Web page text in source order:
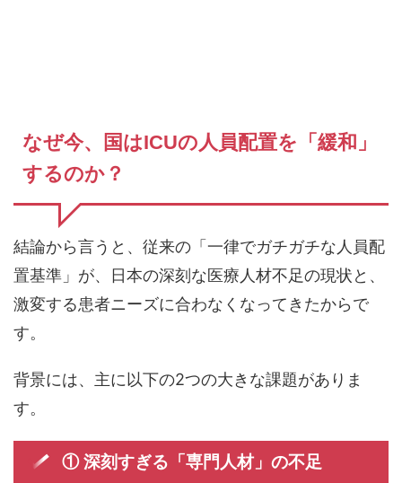
なぜ今、国はICUの人員配置を「緩和」
するのか？
結論から言うと、従来の「一律でガチガチな人員配
置基準」が、日本の深刻な医療人材不足の現状と、
激変する患者ニーズに合わなくなってきたからで
す。
背景には、主に以下の2つの大きな課題がありま
す。
① 深刻すぎる「専門人材」の不足